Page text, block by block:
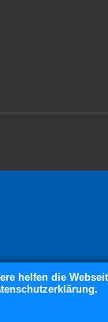
helfen die